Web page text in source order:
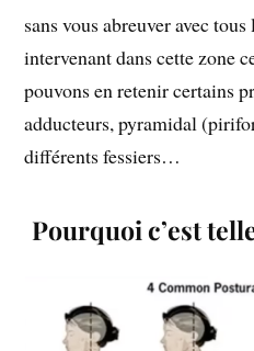
sans vous abreuver avec
intervenant dans cette zone
pouvons en retenir certains
adducteurs, pyramidal
différents fessiers…
Pourquoi c’est